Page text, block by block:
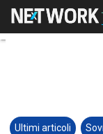
Ultimi articoli